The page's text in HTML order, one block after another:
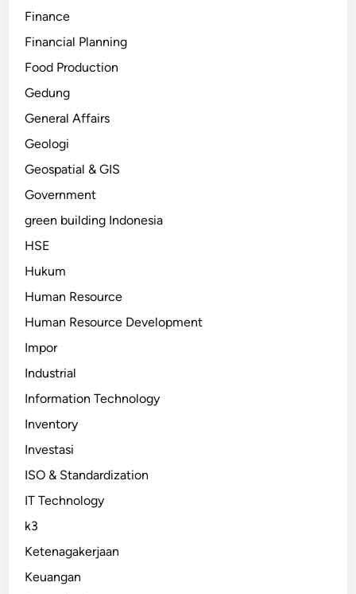
Finance
Financial Planning
Food Production
Gedung
General Affairs
Geologi
Geospatial & GIS
Government
green building Indonesia
HSE
Hukum
Human Resource
Human Resource Development
Impor
Industrial
Information Technology
Inventory
Investasi
ISO & Standardization
IT Technology
k3
Ketenagakerjaan
Keuangan